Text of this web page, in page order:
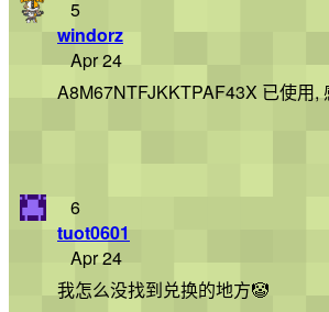
5
windorz
Apr 24
A8M67NTFJKKTPAF43X 已使用,
6
tuot0601
Apr 24
我怎么没找到兑换的地方🤡